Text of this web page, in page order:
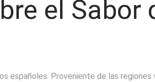
el Sabor
españoles. Proveniente de las regiones